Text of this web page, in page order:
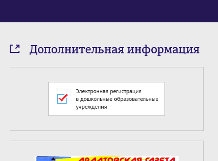
Дополнительная информация